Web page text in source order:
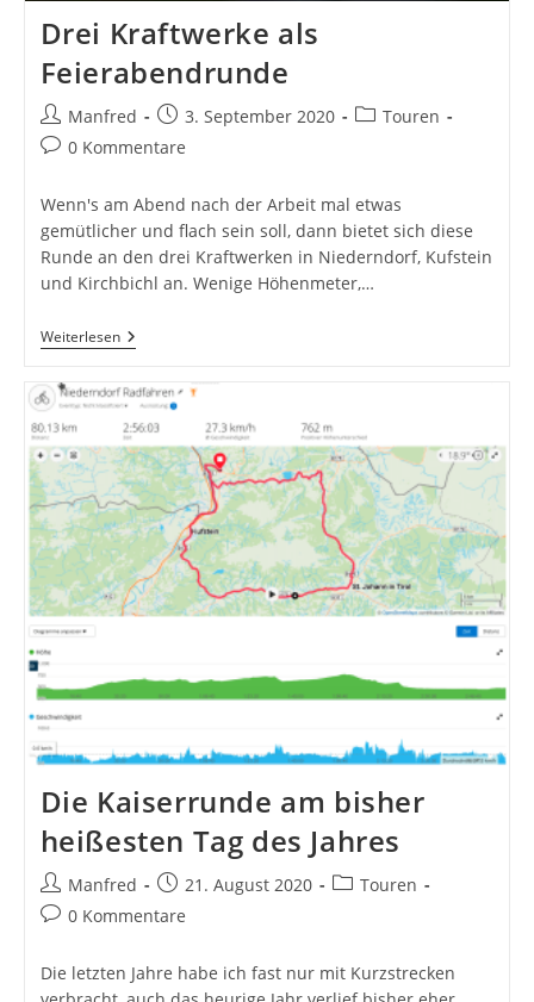
Drei Kraftwerke als
Feierabendrunde
Beitrags-
Autor:
Manfred
Beitrag
veröffentlicht:
3. September 2020
Beitrags-
Touren
Beitrags-
0 Kommentare
Wenn's am Abend nach der Arbeit mal etwas
gemütlicher und flach sein soll, dann bietet sich diese
Runde an den drei Kraftwerken in Niederndorf, Kufstein
und Kirchbichl an. Wenige Höhenmeter,…
WeiterlesenDrei
Kraftwerke
Feierabendrunde
Die Kaiserrunde am bisher
heißesten Tag des Jahres
Beitrags-
Autor:
Manfred
Beitrag
veröffentlicht:
21. August 2020
Beitrags-
Touren
Beitrags-
0 Kommentare
Die letzten Jahre habe ich fast nur mit Kurzstrecken